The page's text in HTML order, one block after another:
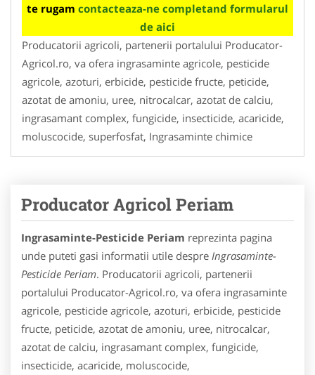
te rugam contacteaza-ne completand formularul
de aici
Producatorii agricoli, partenerii portalului Producator-
Agricol.ro, va ofera ingrasaminte agricole, pesticide
agricole, azoturi, erbicide, pesticide fructe, peticide,
azotat de amoniu, uree, nitrocalcar, azotat de calciu,
ingrasamant complex, fungicide, insecticide, acaricide,
moluscocide, superfosfat, Ingrasaminte chimice
Producator Agricol Periam
Ingrasaminte-Pesticide Periam reprezinta pagina
unde puteti gasi informatii utile despre Ingrasaminte-
Pesticide Periam. Producatorii agricoli, partenerii
portalului Producator-Agricol.ro, va ofera ingrasaminte
agricole, pesticide agricole, azoturi, erbicide, pesticide
fructe, peticide, azotat de amoniu, uree, nitrocalcar,
azotat de calciu, ingrasamant complex, fungicide,
insecticide, acaricide, moluscocide,